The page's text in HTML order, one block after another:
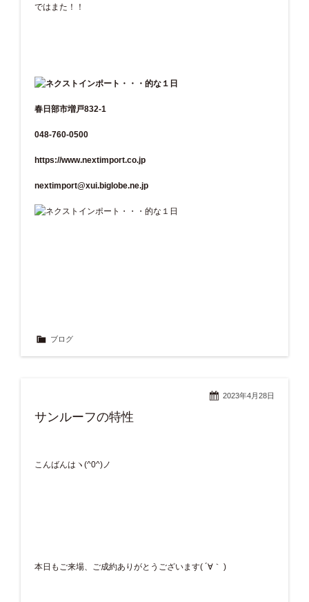
ではまた！！
春日部市増戸832-1
048-760-0500
https://www.nextimport.co.jp
nextimport@xui.biglobe.ne.jp
ブログ
2023年4月28日
サンルーフの特性
こんばんはヽ(^0^)ノ
本日もご来場、ご成約ありがとうございます( ´∀｀ )